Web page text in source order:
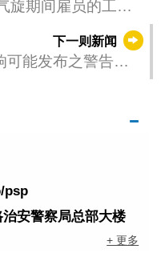
旋期间雇员的工作
下一则新闻
可能发布之警告
psp
安警察局总部大楼
+ 更多